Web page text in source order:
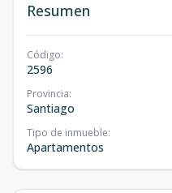
Resumen
Código:
2596
Provincia:
Santiago
Tipo de inmueble:
Apartamentos